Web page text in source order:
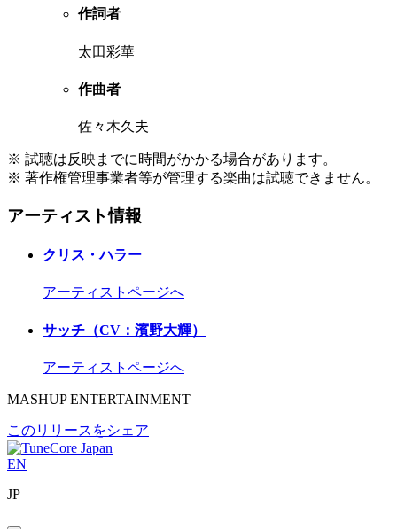
作詞者
太田彩華
作曲者
佐々木久夫
※ 試聴は反映までに時間がかかる場合があります。
※ 著作権管理事業者等が管理する楽曲は試聴できません。
アーティスト情報
クリス・ハラー
アーティストページへ
サッチ（CV：濱野大輝）
アーティストページへ
MASHUP ENTERTAINMENT
このリリースをシェア
EN
JP